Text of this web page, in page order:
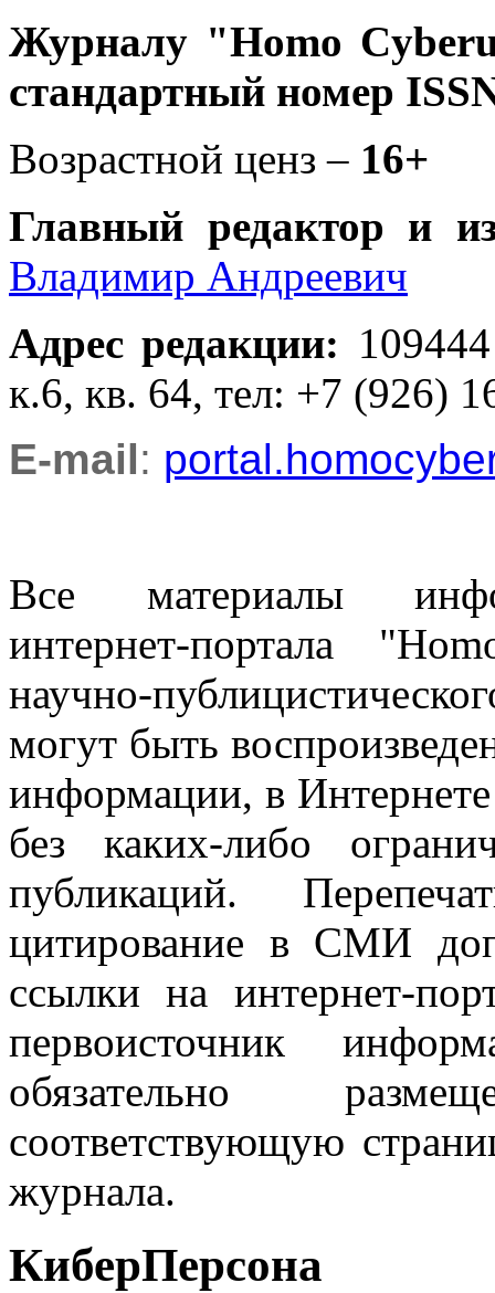
Журналу "Homo
стандартный номер
Возрастной ценз – 16+
Главный редактор и
Владимир Андреевич
Адрес редакции:
к.6, кв. 64, тел: +7 (926)
E-mail:
Все материалы
интернет-портала
научно-
могут быть
информации, в
без каких-либо
публикаций.
цитирование в СМИ
ссылки на интернет-
первоисточник
обязательно
соответствующую
журнала.
КиберПерсона